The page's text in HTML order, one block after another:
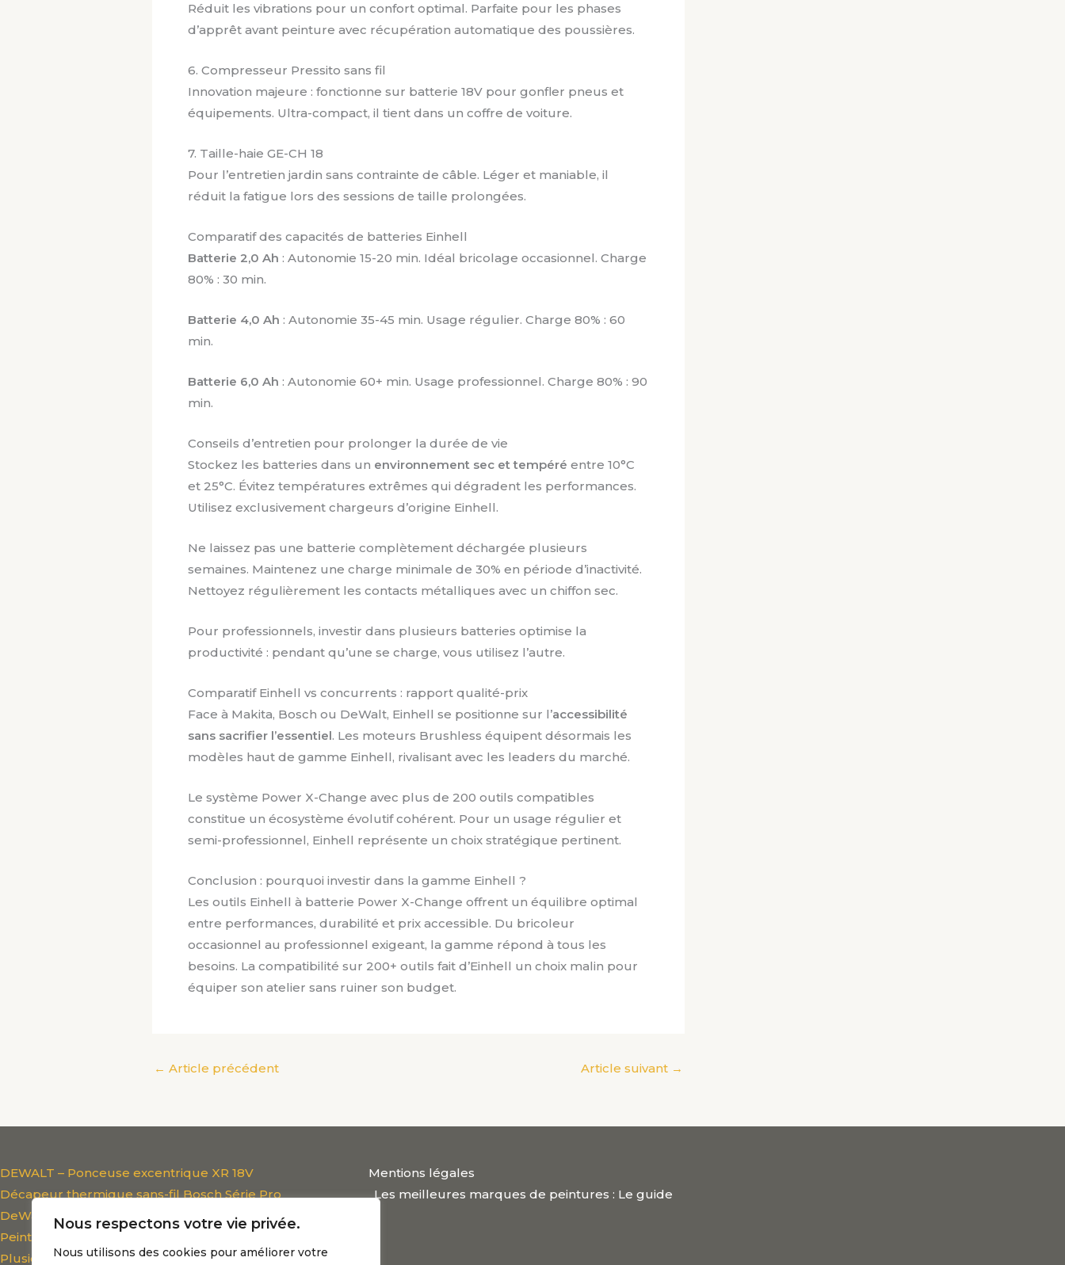
Nous respectons votre vie privée.
Nous utilisons des cookies pour améliorer votre
Réduit les vibrations pour un confort optimal. Parfaite pour les phases
d’apprêt avant peinture avec récupération automatique des poussières.
6. Compresseur Pressito sans fil
Innovation majeure : fonctionne sur batterie 18V pour gonfler pneus et
équipements. Ultra-compact, il tient dans un coffre de voiture.
7. Taille-haie GE-CH 18
Pour l’entretien jardin sans contrainte de câble. Léger et maniable, il
réduit la fatigue lors des sessions de taille prolongées.
Comparatif des capacités de batteries Einhell
Batterie 2,0 Ah : Autonomie 15-20 min. Idéal bricolage occasionnel. Charge
80% : 30 min.
Batterie 4,0 Ah : Autonomie 35-45 min. Usage régulier. Charge 80% : 60
min.
Batterie 6,0 Ah : Autonomie 60+ min. Usage professionnel. Charge 80% : 90
min.
Conseils d’entretien pour prolonger la durée de vie
Stockez les batteries dans un environnement sec et tempéré entre 10°C
et 25°C. Évitez températures extrêmes qui dégradent les performances.
Utilisez exclusivement chargeurs d’origine Einhell.
Ne laissez pas une batterie complètement déchargée plusieurs
semaines. Maintenez une charge minimale de 30% en période d’inactivité.
Nettoyez régulièrement les contacts métalliques avec un chiffon sec.
Pour professionnels, investir dans plusieurs batteries optimise la
productivité : pendant qu’une se charge, vous utilisez l’autre.
Comparatif Einhell vs concurrents : rapport qualité-prix
Face à Makita, Bosch ou DeWalt, Einhell se positionne sur l’accessibilité
sans sacrifier l’essentiel. Les moteurs Brushless équipent désormais les
modèles haut de gamme Einhell, rivalisant avec les leaders du marché.
Le système Power X-Change avec plus de 200 outils compatibles
constitue un écosystème évolutif cohérent. Pour un usage régulier et
semi-professionnel, Einhell représente un choix stratégique pertinent.
Conclusion : pourquoi investir dans la gamme Einhell ?
Les outils Einhell à batterie Power X-Change offrent un équilibre optimal
entre performances, durabilité et prix accessible. Du bricoleur
occasionnel au professionnel exigeant, la gamme répond à tous les
besoins. La compatibilité sur 200+ outils fait d’Einhell un choix malin pour
équiper son atelier sans ruiner son budget.
← Article précédent Article suivant →
DEWALT – Ponceuse excentrique XR 18V
Décapeur thermique sans-fil Bosch Série Pro
DeWalt D26414-QS
Peinture Ecologique blanche monocouche (
Plusieurs couleurs disponibles chez NATURA )
Mentions légales
Les meilleures marques de peintures : Le guide